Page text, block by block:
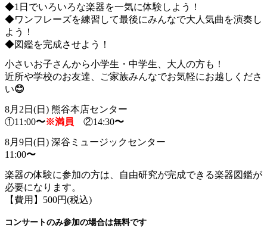
◆1日でいろいろな楽器を一気に体験しよう！
◆ワンフレーズを練習して最後にみんなで大人気曲を演奏し
よう！
◆図鑑を完成させよう！
小さいお子さんから小学生・中学生、大人の方も！
近所や学校のお友達、ご家族みんなでお気軽にお越しくださ
い😊
8月2日(日) 熊谷本店センター
①11:00〜※満員 ②14:30〜
8月9日(日) 深谷ミュージックセンター
11:00〜
楽器の体験に参加の方は、自由研究が完成できる楽器図鑑が
必要になります。
【費用】500円(税込)
コンサートのみ参加の場合は無料です